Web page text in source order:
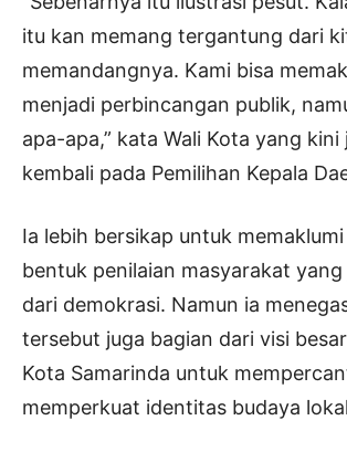
itu kan memang tergantung dari
memandangnya. Kami bisa
menjadi perbincangan publik,
apa-apa,” kata Wali Kota yang
kembali pada Pemilihan Kepala
Ia lebih bersikap untuk memaklumi
bentuk penilaian masyarakat yang
dari demokrasi. Namun ia
tersebut juga bagian dari visi
Kota Samarinda untuk
memperkuat identitas budaya